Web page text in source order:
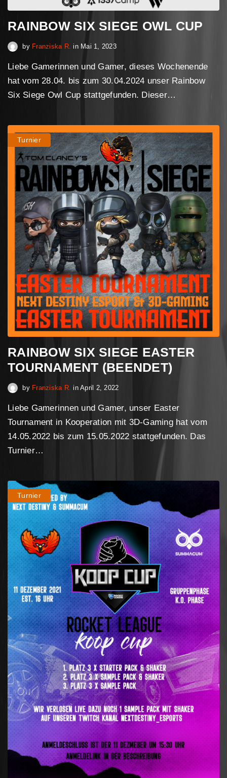
RAINBOW SIX SIEGE OWL CUP
by Franziska R. in Mai 1, 2023Mai 4, 2023
Liebe Gamerinnen und Gamer, dieses Wochenende
hat vom 28.04. bis zum 30.04.2024 unser Rainbow
Six Siege Owl Cup stattgefunden. Dieser…
Turnier
RAINBOW SIX SIEGE EASTER
TOURNAMENT (BEENDET)
by Franziska R. inApril 2, 2022April 30, 2023
Liebe Gamerinnen und Gamer, unser Easter
Tournament in Kooperation mit 3D-Gaming hat vom
14.05.2022 bis zum 15.05.2022 stattgefunden. Das
Turnier…
Turnier